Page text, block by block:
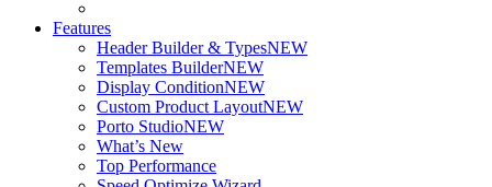
Features
Header Builder & TypesNEW
Templates BuilderNEW
Display ConditionNEW
Custom Product LayoutNEW
Porto StudioNEW
What’s New
Top Performance